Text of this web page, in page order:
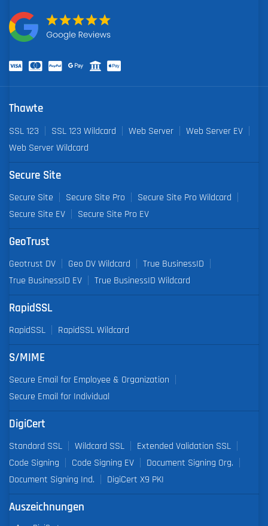
Thawte
SSL 123 SSL 123 Wildcard Web Server
Web Server EV
Web Server Wildcard
Secure Site
Secure Site Secure Site Pro
Secure Site Pro Wildcard
Secure Site EV
Secure Site Pro EV
GeoTrust
Geotrust DV Geo DV Wildcard
True BusinessID
True BusinessID EV
True BusinessID Wildcard
RapidSSL
RapidSSL RapidSSL Wildcard
S/MIME
Secure Email for Employee & Organization
Secure Email for Individual
DigiCert
Standard SSL Wildcard SSL
Extended Validation SSL
Code Signing
Code Signing EV
Document Signing Org.
Document Signing Ind.
DigiCert X9 PKI
Auszeichnungen